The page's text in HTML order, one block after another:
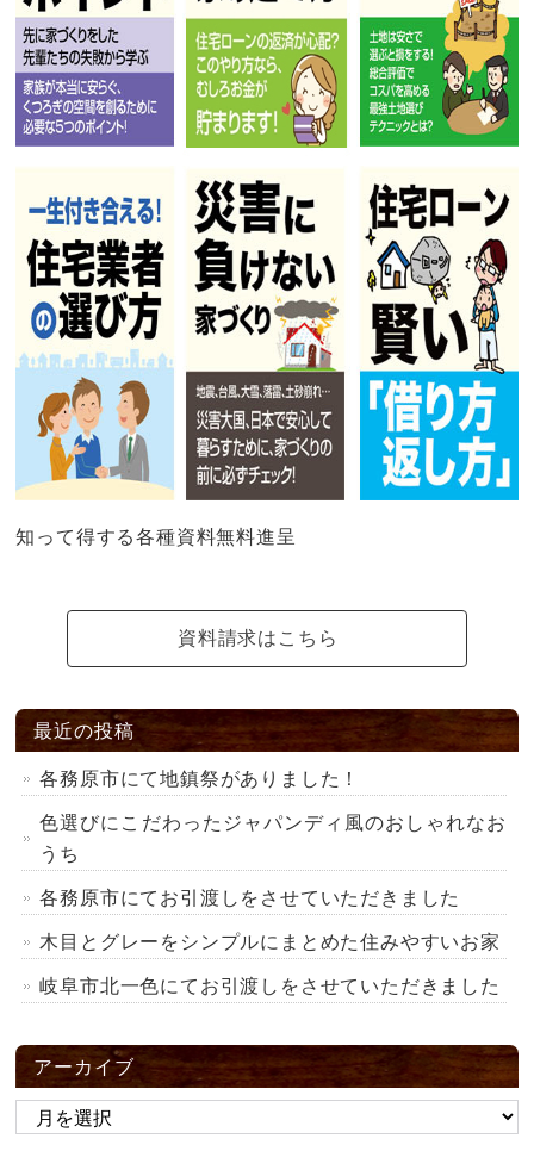
知って得する各種資料無料進呈
資料請求はこちら
最近の投稿
各務原市にて地鎮祭がありました！
色選びにこだわったジャパンディ風のおしゃれなお
うち
各務原市にてお引渡しをさせていただきました
木目とグレーをシンプルにまとめた住みやすいお家
岐阜市北一色にてお引渡しをさせていただきました
アーカイブ